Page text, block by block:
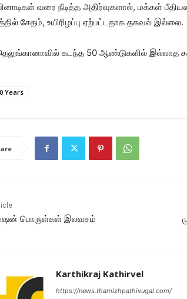
வினாடிகள் வரை நீடித்த அதிர்வுகளால், மக்கள்
சேதம், உயிரிழப்பு ஏற்பட்டதாக தகவல் இல்லை.
கடந்த 50 ஆண்டுகளில் இல்லாத
Years
பொருள்கள் இலவசம்
Karthikraj Kathirvel
https://news.thamizhpathivugal.com/